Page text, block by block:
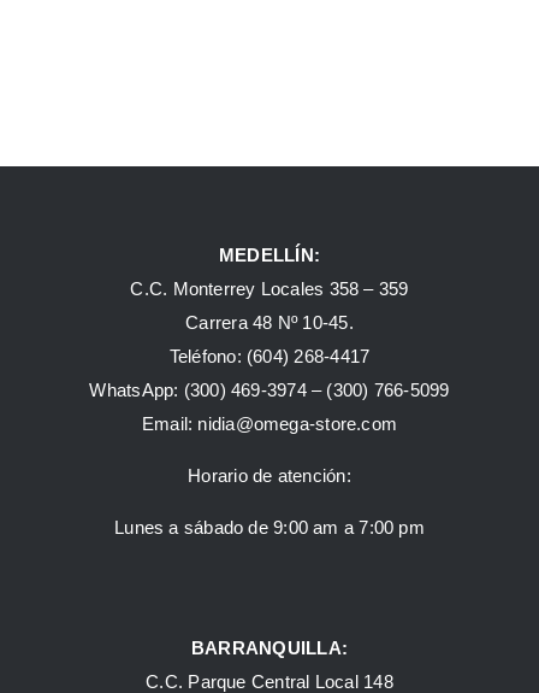
MEDELLÍN:
C.C. Monterrey Locales 358 – 359
Carrera 48 Nº 10-45.
Teléfono: (604) 268-4417
WhatsApp: (300) 469-3974 – (300) 766-5099
Email: nidia@omega-store.com
Horario de atención:
Lunes a sábado de 9:00 am a 7:00 pm
BARRANQUILLA:
C.C. Parque Central Local 148